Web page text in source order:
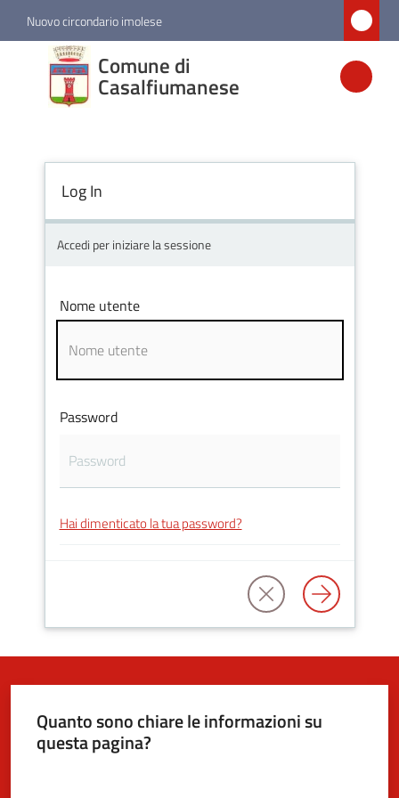
Vai al contenuto
Vai alla navigazione
Vai al footer
Nuovo circondario imolese
Comune di
Casalfiumanese
Comune di
Casalfiumanese
Amministrazione
Novità
Vivere
Casalfiumanese
5x1000
argomenti
Log In
Accedi per iniziare la sessione
Nome utente
Password
Hai dimenticato la tua password?
Quanto sono chiare le informazioni su
questa pagina?